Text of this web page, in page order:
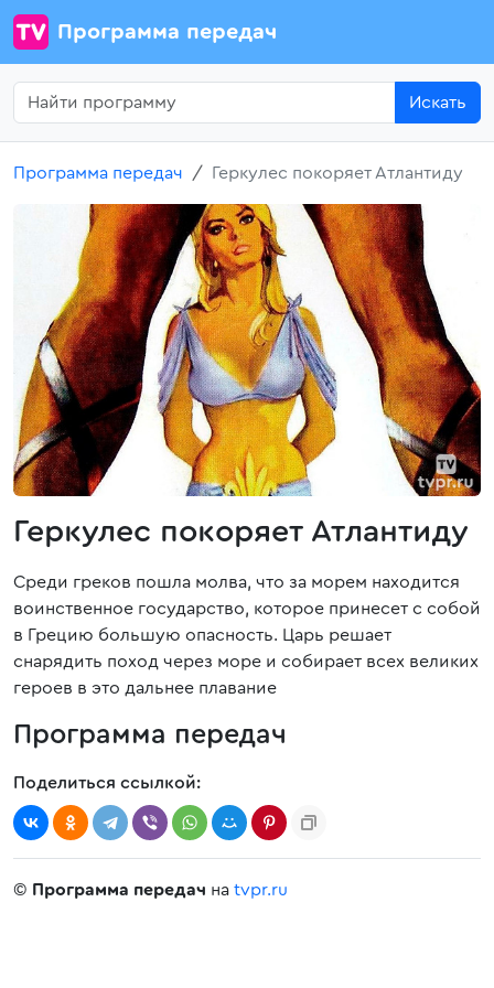
Программа передач
Искать
Программа передач Геркулес покоряет Атлантиду
Геркулес покоряет Атлантиду
Среди греков пошла молва, что за морем находится
воинственное государство, которое принесет с собой
в Грецию большую опасность. Царь решает
снарядить поход через море и собирает всех великих
героев в это дальнее плавание
Программа передач
Поделиться ссылкой:
© Программа передач на tvpr.ru